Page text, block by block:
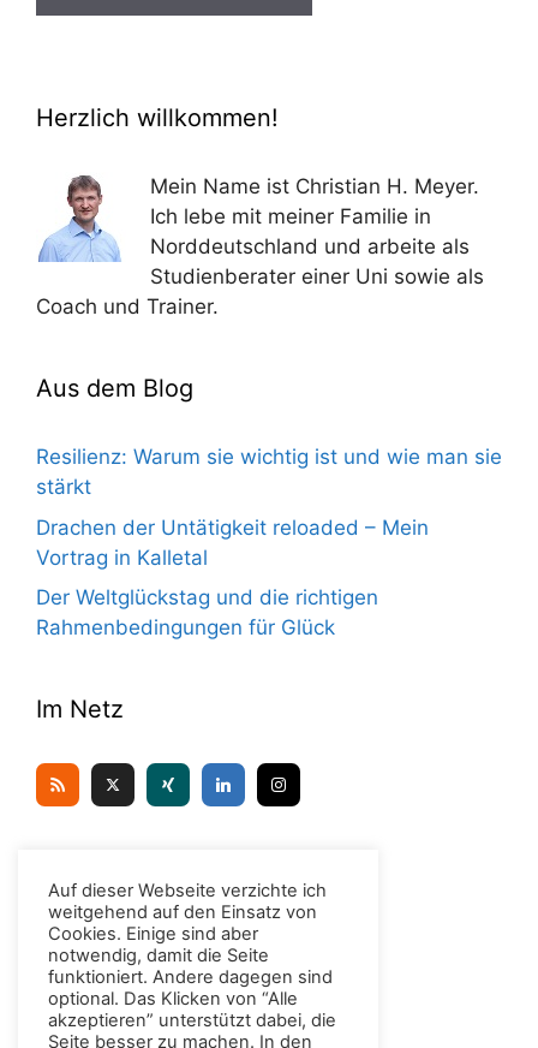
Herzlich willkommen!
Mein Name ist Christian H. Meyer.
Ich lebe mit meiner Familie in
Norddeutschland und arbeite als
Studienberater einer Uni sowie als
Coach und Trainer.
Aus dem Blog
Resilienz: Warum sie wichtig ist und wie man sie
stärkt
Drachen der Untätigkeit reloaded – Mein
Vortrag in Kalletal
Der Weltglückstag und die richtigen
Rahmenbedingungen für Glück
Im Netz
Kontakt
Dr. Christian H. Meyer
Unter den Eichen 6
D-49439 Steinfeld (Oldenburg)
Tel.: 0176 / 96 99 55 66
Auf dieser Webseite verzichte ich
weitgehend auf den Einsatz von
Cookies. Einige sind aber
notwendig, damit die Seite
funktioniert. Andere dagegen sind
optional. Das Klicken von “Alle
akzeptieren” unterstützt dabei, die
Seite besser zu machen. In den